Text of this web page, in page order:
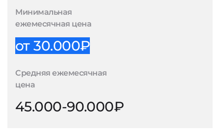
Минимальная
ежемесячная цена
от 30.000₽
Средняя ежемесячная
цена
45.000-90.000₽